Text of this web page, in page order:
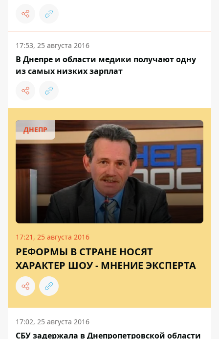
17:53, 25 августа 2016
В Днепре и области медики получают одну
из самых низких зарплат
ДНЕПР
17:21, 25 августа 2016
РЕФОРМЫ В СТРАНЕ НОСЯТ
ХАРАКТЕР ШОУ - МНЕНИЕ ЭКСПЕРТА
17:02, 25 августа 2016
СБУ задержала в Днепропетровской области